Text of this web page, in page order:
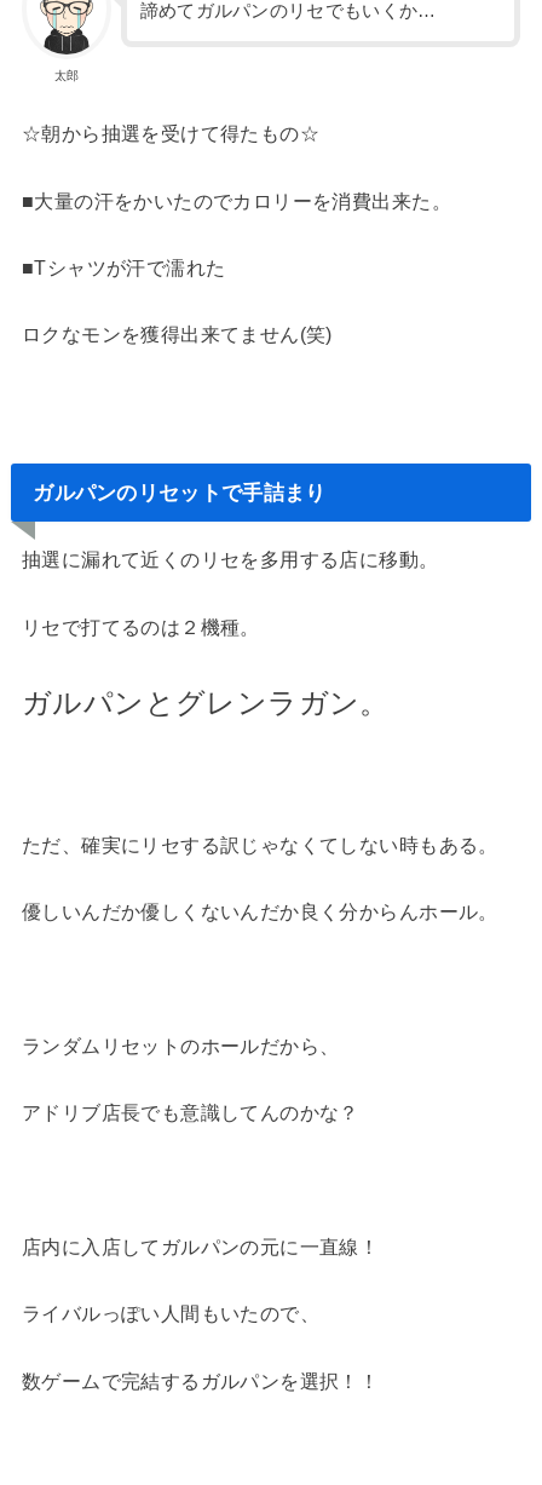
太郎
諦めてガルパンのリセでもいくか…
☆朝から抽選を受けて得たもの☆
■大量の汗をかいたのでカロリーを消費出来た。
■Tシャツが汗で濡れた
ロクなモンを獲得出来てません(笑)
ガルパンのリセットで手詰まり
抽選に漏れて近くのリセを多用する店に移動。
リセで打てるのは２機種。
ガルパンとグレンラガン。
ただ、確実にリセする訳じゃなくてしない時もある。
優しいんだか優しくないんだか良く分からんホール。
ランダムリセットのホールだから、
アドリブ店長でも意識してんのかな？
店内に入店してガルパンの元に一直線！
ライバルっぽい人間もいたので、
数ゲームで完結するガルパンを選択！！